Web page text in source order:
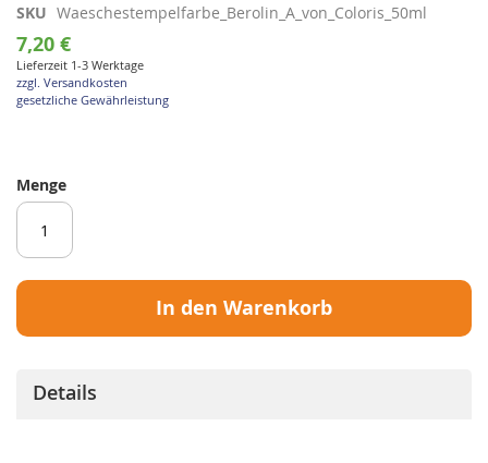
Zum
Anfang
der
Bildgalerie
springen
SKU Waeschestempelfarbe_Berolin_A_von_Coloris_50ml
7,20 €
Lieferzeit 1-3 Werktage
zzgl. Versandkosten
gesetzliche Gewährleistung
Menge
In den Warenkorb
Details